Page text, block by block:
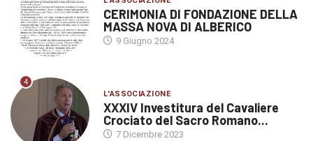
CERIMONIA DI FONDAZIONE DELLA
MASSA NOVA DI ALBERICO
9 Giugno 2024
4
L'ASSOCIAZIONE
XXXIV Investitura del Cavaliere
Crociato del Sacro Romano...
7 Dicembre 2023